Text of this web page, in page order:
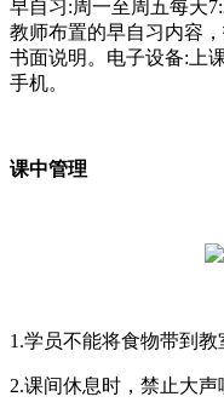
早自习:周一至周五每天
教师布置的早自习内容
书面说明。电子设备:上
手机。
课中管理
1.学员不能将食物带到教
2.课间休息时，禁止大声